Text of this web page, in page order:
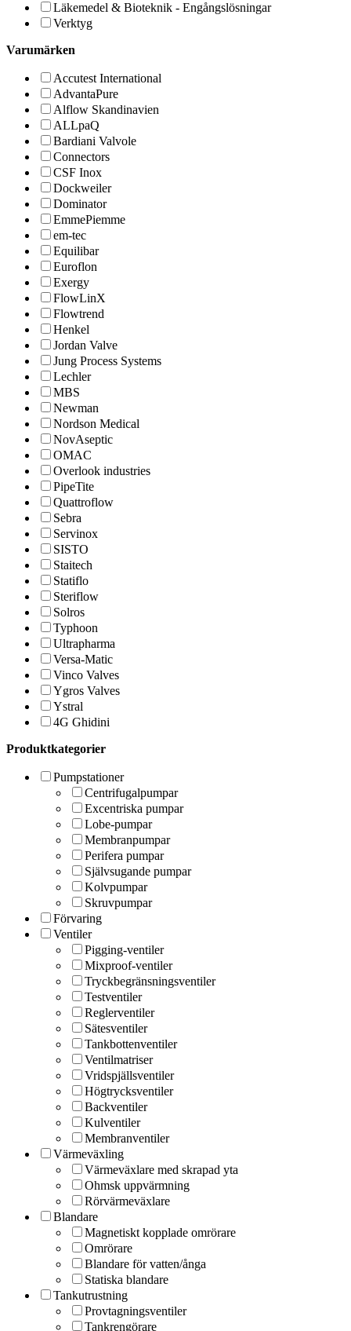
Läkemedel & Bioteknik - Engångslösningar
Verktyg
Varumärken
Accutest International
AdvantaPure
Alflow Skandinavien
ALLpaQ
Bardiani Valvole
Connectors
CSF Inox
Dockweiler
Dominator
EmmePiemme
em-tec
Equilibar
Euroflon
Exergy
FlowLinX
Flowtrend
Henkel
Jordan Valve
Jung Process Systems
Lechler
MBS
Newman
Nordson Medical
NovAseptic
OMAC
Overlook industries
PipeTite
Quattroflow
Sebra
Servinox
SISTO
Staitech
Statiflo
Steriflow
Solros
Typhoon
Ultrapharma
Versa-Matic
Vinco Valves
Ygros Valves
Ystral
4G Ghidini
Produktkategorier
Pumpstationer
Centrifugalpumpar
Excentriska pumpar
Lobe-pumpar
Membranpumpar
Perifera pumpar
Självsugande pumpar
Kolvpumpar
Skruvpumpar
Förvaring
Ventiler
Pigging-ventiler
Mixproof-ventiler
Tryckbegränsningsventiler
Testventiler
Reglerventiler
Sätesventiler
Tankbottenventiler
Ventilmatriser
Vridspjällsventiler
Högtrycksventiler
Backventiler
Kulventiler
Membranventiler
Värmeväxling
Värmeväxlare med skrapad yta
Ohmsk uppvärmning
Rörvärmeväxlare
Blandare
Magnetiskt kopplade omrörare
Omrörare
Blandare för vatten/ånga
Statiska blandare
Tankutrustning
Provtagningsventiler
Tankrengörare